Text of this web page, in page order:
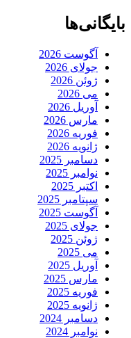
بایگانی‌ها
آگوست 2026
جولای 2026
ژوئن 2026
می 2026
آوریل 2026
مارس 2026
فوریه 2026
ژانویه 2026
دسامبر 2025
نوامبر 2025
اکتبر 2025
سپتامبر 2025
آگوست 2025
جولای 2025
ژوئن 2025
می 2025
آوریل 2025
مارس 2025
فوریه 2025
ژانویه 2025
دسامبر 2024
نوامبر 2024